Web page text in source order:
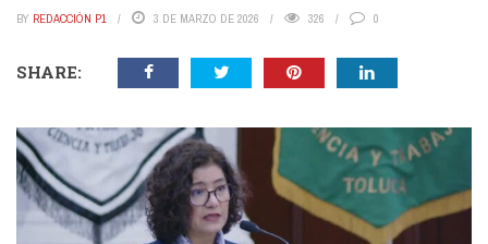
BY REDACCIÓN P1 3 DE MARZO DE 2026 326 0
SHARE: